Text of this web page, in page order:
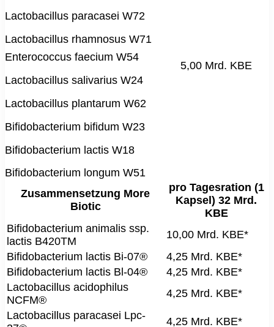
5,00 Mrd. KBE
Lactobacillus paracasei W72
Lactobacillus rhamnosus W71
Enterococcus faecium W54
Lactobacillus salivarius W24
Lactobacillus plantarum W62
Bifidobacterium bifidum W23
Bifidobacterium lactis W18
Bifidobacterium longum W51
Zusammensetzung More
Biotic
pro Tagesration (1
Kapsel) 32 Mrd.
KBE
Bifidobacterium animalis ssp.
lactis B420TM
10,00 Mrd. KBE*
Bifidobacterium lactis Bi-07®
4,25 Mrd. KBE*
Bifidobacterium lactis Bl-04®
4,25 Mrd. KBE*
Lactobacillus acidophilus
NCFM®
4,25 Mrd. KBE*
Lactobacillus paracasei Lpc-
4,25 Mrd. KBE*